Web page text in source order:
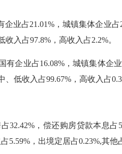
占21.01%，城镇集体企业占
入占97.8%，高收入占2.2%。
业占16.08%，城镇集体企业
低收入占99.67%，高收入占
，偿还购房贷款本息占
，出境定居占0.23%,其